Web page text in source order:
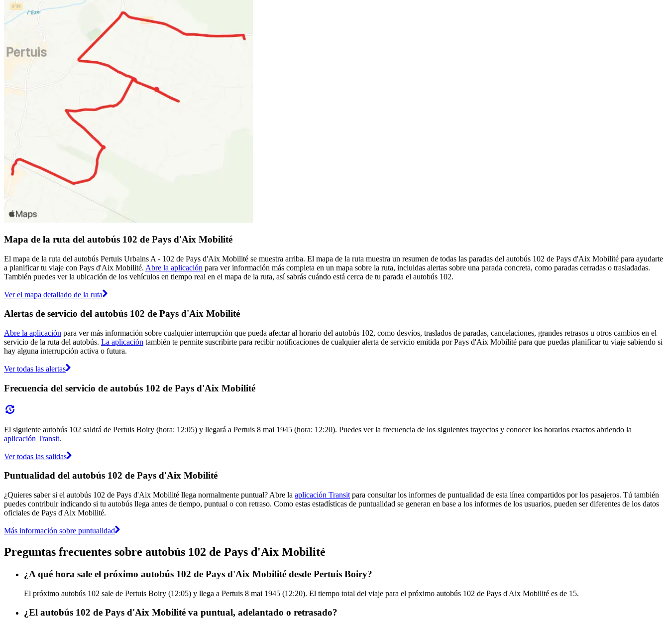
Mapa de la ruta del autobús 102 de Pays d'Aix Mobilité
El mapa de la ruta del autobús Pertuis Urbains A - 102 de Pays d'Aix Mobilité se muestra arriba. El mapa de la ruta muestra un resumen de todas las paradas del autobús 102 de Pays d'Aix Mobilité para ayudarte
a planificar tu viaje con Pays d'Aix Mobilité. Abre la aplicación para ver información más completa en un mapa sobre la ruta, incluidas alertas sobre una parada concreta, como paradas cerradas o trasladadas.
También puedes ver la ubicación de los vehículos en tiempo real en el mapa de la ruta, así sabrás cuándo está cerca de tu parada el autobús 102.
Ver el mapa detallado de la ruta
Alertas de servicio del autobús 102 de Pays d'Aix Mobilité
Abre la aplicación para ver más información sobre cualquier interrupción que pueda afectar al horario del autobús 102, como desvíos, traslados de paradas, cancelaciones, grandes retrasos u otros cambios en el
servicio de la ruta del autobús. La aplicación también te permite suscribirte para recibir notificaciones de cualquier alerta de servicio emitida por Pays d'Aix Mobilité para que puedas planificar tu viaje sabiendo si
hay alguna interrupción activa o futura.
Ver todas las alertas
Frecuencia del servicio de autobús 102 de Pays d'Aix Mobilité
El siguiente autobús 102 saldrá de Pertuis Boiry (hora: 12:05) y llegará a Pertuis 8 mai 1945 (hora: 12:20). Puedes ver la frecuencia de los siguientes trayectos y conocer los horarios exactos abriendo la
aplicación Transit.
Ver todas las salidas
Puntualidad del autobús 102 de Pays d'Aix Mobilité
¿Quieres saber si el autobús 102 de Pays d'Aix Mobilité llega normalmente puntual? Abre la aplicación Transit para consultar los informes de puntualidad de esta línea compartidos por los pasajeros. Tú también
puedes contribuir indicando si tu autobús llega antes de tiempo, puntual o con retraso. Como estas estadísticas de puntualidad se generan en base a los informes de los usuarios, pueden ser diferentes de los datos
oficiales de Pays d'Aix Mobilité.
Más información sobre puntualidad
Preguntas frecuentes sobre autobús 102 de Pays d'Aix Mobilité
¿A qué hora sale el próximo autobús 102 de Pays d'Aix Mobilité desde Pertuis Boiry?
El próximo autobús 102 sale de Pertuis Boiry (12:05) y llega a Pertuis 8 mai 1945 (12:20). El tiempo total del viaje para el próximo autobús 102 de Pays d'Aix Mobilité es de 15.
¿El autobús 102 de Pays d'Aix Mobilité va puntual, adelantado o retrasado?